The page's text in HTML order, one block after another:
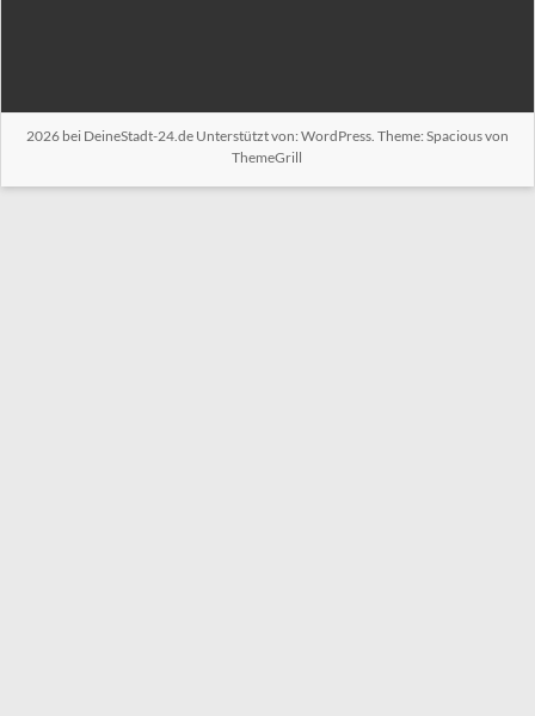
2026 bei DeineStadt-24.deUnterstützt von: WordPress. Theme: Spacious von
ThemeGrill